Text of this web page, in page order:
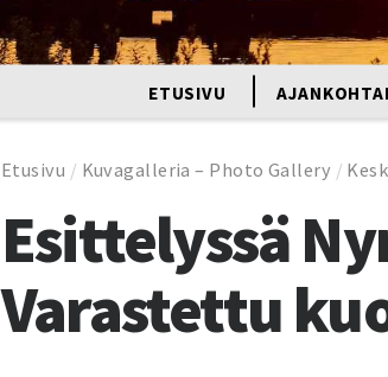
ETUSIVU
Etusivu / Kuvagalleria – Photo Gallery /
Esittelyssä
Varastettu